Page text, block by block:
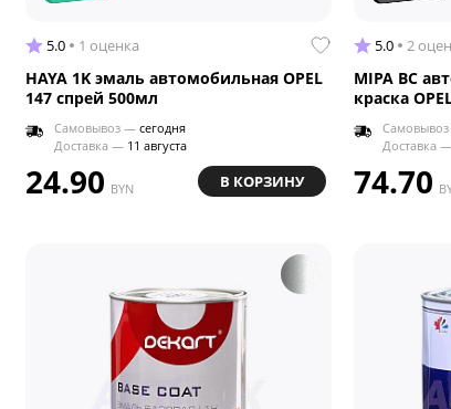
5.0 1 оценка
HAYA 1K эмаль автомобильная OPEL
147 спрей 500мл
Самовывоз — сегодня
Доставка — 11 августа
24.90 BYN В КОРЗИНУ
5.0 2
MIPA BC
краска
Доставка —
74.70